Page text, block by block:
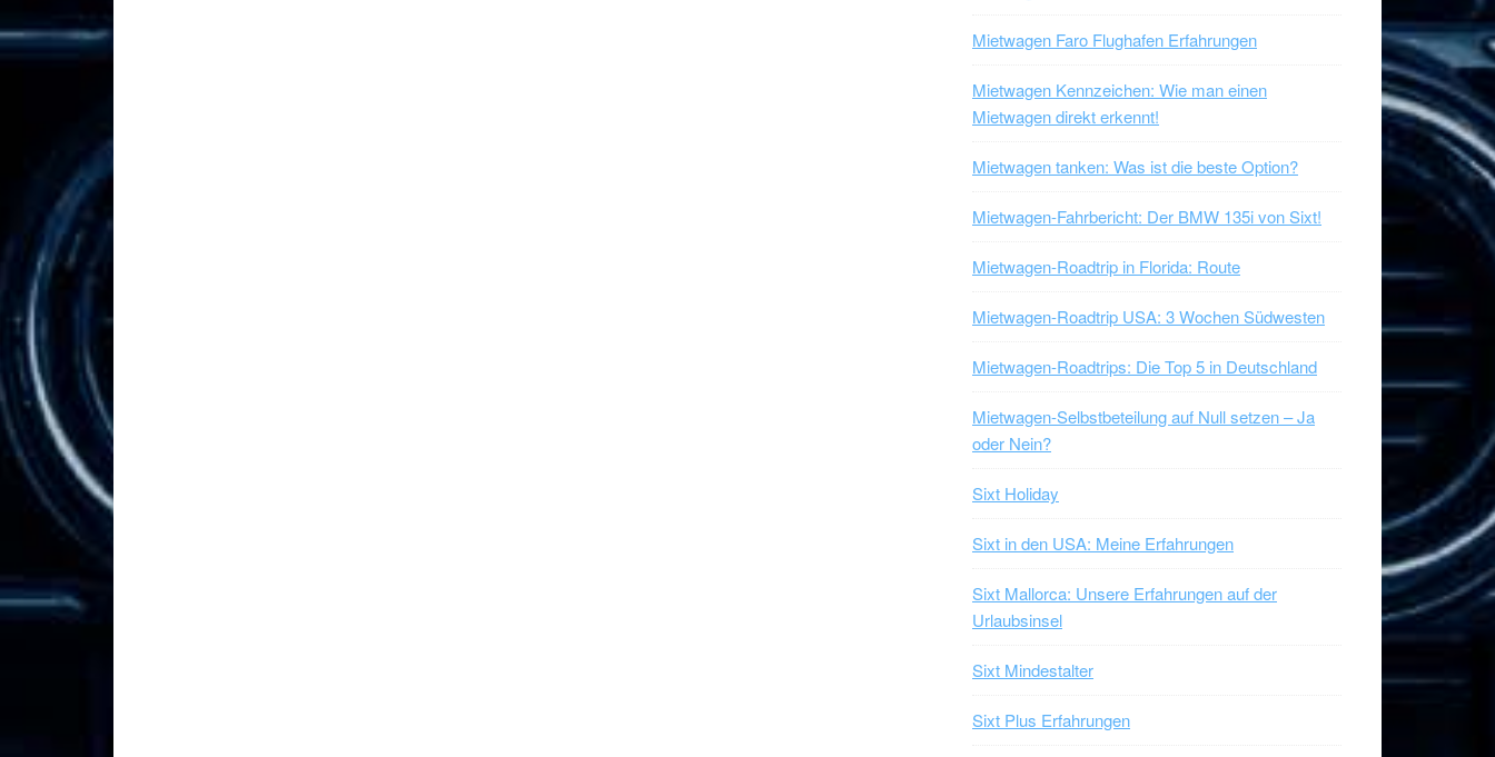
Mietwagen Faro Flughafen Erfahrungen
Mietwagen Kennzeichen: Wie man einen
Mietwagen direkt erkennt!
Mietwagen tanken: Was ist die beste Option?
Mietwagen-Fahrbericht: Der BMW 135i von Sixt!
Mietwagen-Roadtrip in Florida: Route
Mietwagen-Roadtrip USA: 3 Wochen Südwesten
Mietwagen-Roadtrips: Die Top 5 in Deutschland
Mietwagen-Selbstbeteilung auf Null setzen – Ja
oder Nein?
Sixt Holiday
Sixt in den USA: Meine Erfahrungen
Sixt Mallorca: Unsere Erfahrungen auf der
Urlaubsinsel
Sixt Mindestalter
Sixt Plus Erfahrungen